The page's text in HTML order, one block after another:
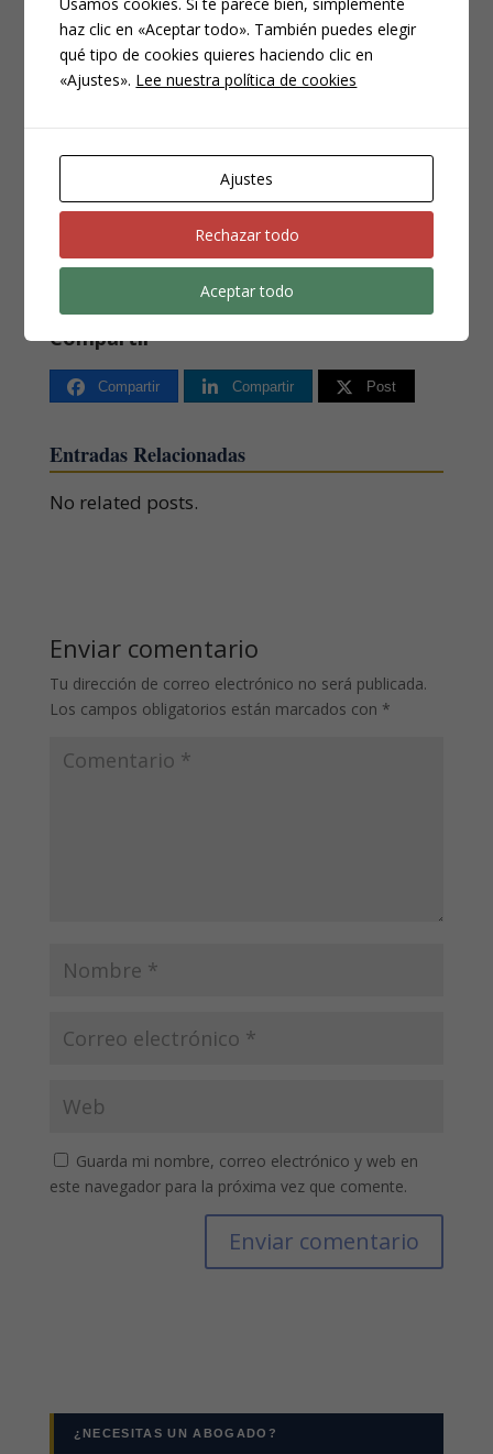
capacidad de los jurados para emitir un
veredicto justo y libre de influencias
externas.
cualquier asunto penal, no dude en
consultarnos a través de cualquiera de las
formas de contacto con
#escudolegal
https://escudolegal.es/contact
o/
Compartir
Compartir Compartir Post
Entradas Relacionadas
No related posts.
Enviar comentario
Tu dirección de correo electrónico no será publicada.
Los campos obligatorios están marcados con *
Guarda mi nombre, correo electrónico y web en
este navegador para la próxima vez que comente.
¿NECESITAS UN ABOGADO?
haz clic en «Aceptar todo». También puedes elegir
qué tipo de cookies quieres haciendo clic en
«Ajustes». Lee nuestra política de cookies
Ajustes
Rechazar todo
Aceptar todo